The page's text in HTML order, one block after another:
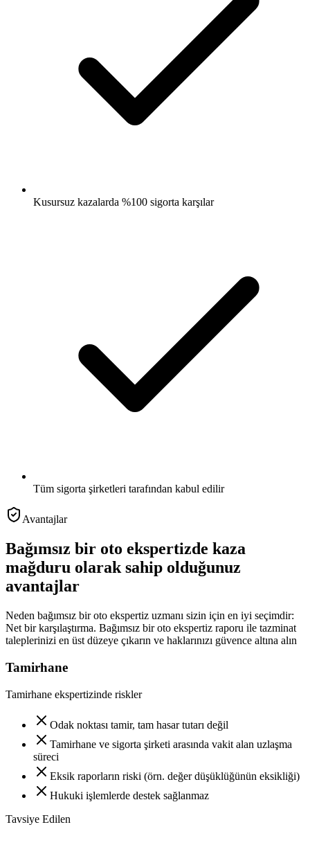
Kusursuz kazalarda %100 sigorta karşılar
Tüm sigorta şirketleri tarafından kabul edilir
Avantajlar
Bağımsız bir oto ekspertizde kaza
mağduru olarak sahip olduğunuz
avantajlar
Neden bağımsız bir oto ekspertiz uzmanı sizin için en iyi seçimdir:
Net bir karşılaştırma. Bağımsız bir oto ekspertiz raporu ile tazminat
taleplerinizi en üst düzeye çıkarın ve haklarınızı güvence altına alın
Tamirhane
Tamirhane ekspertizinde riskler
Odak noktası tamir, tam hasar tutarı değil
Tamirhane ve sigorta şirketi arasında vakit alan uzlaşma
süreci
Eksik raporların riski (örn. değer düşüklüğünün eksikliği)
Hukuki işlemlerde destek sağlanmaz
Tavsiye Edilen